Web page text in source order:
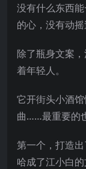
没有什么东西
的心，没有动摇
除了瓶身文案
着年轻人。
它开街头小酒
曲……最重要的
第一个，打造
哈成了江小白